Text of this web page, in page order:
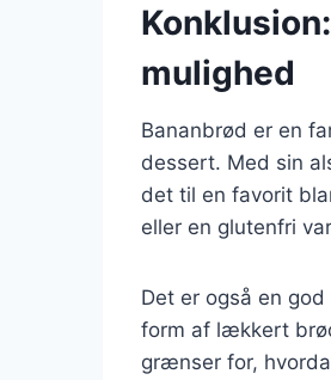
mulighed
Bananbrød er en
dessert. Med sin
det til en favorit
eller en glutenfri
Det er også en
form af lækkert
grænser for,